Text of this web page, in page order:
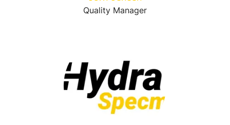
Quality Manager